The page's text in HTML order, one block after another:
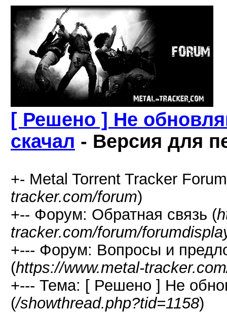
[ Решено ] Не
скачал - Версия для
+- Metal Torrent Tracker
tracker.com/forum)
+-- Форум: Обратная связь (
tracker.com/forum/
+--- Форум: Вопросы и
(https://www.metal-
+--- Тема: [ Решено ] Не
(/showthread.php?tid=1158)